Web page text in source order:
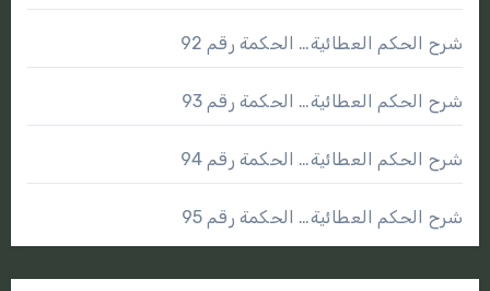
شرح الحكم العطائية… الحكمة رقم 92
شرح الحكم العطائية… الحكمة رقم 93
شرح الحكم العطائية… الحكمة رقم 94
شرح الحكم العطائية… الحكمة رقم 95